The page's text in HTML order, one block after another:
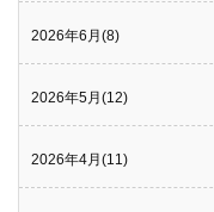
2026年6月(8)
2026年5月(12)
2026年4月(11)